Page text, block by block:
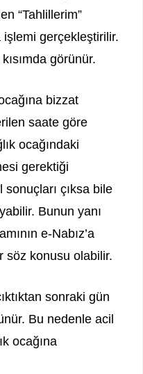
“Tahlillerim”
işlemi gerçekleştirilir.
görünür.
bizzat
saate göre
ocağındaki
gerektiği
çıksa bile
Bunun yanı
e-Nabız’a
söz konusu olabilir.
sonraki gün
Bu nedenle acil
ocağına